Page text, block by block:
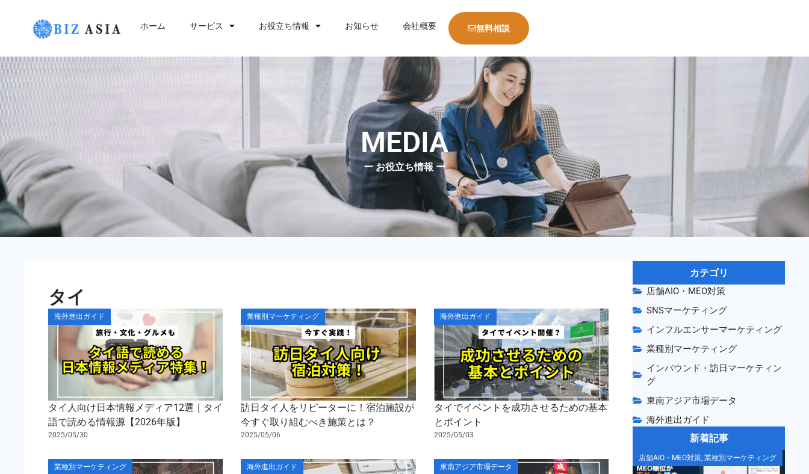
ス
キ
ッ
プ
ホーム サービス お役立ち情報 お知らせ 会社概要 無料相談
MEDIA
ー お役立ち情報 ー
タイ
海外進出ガイド
タイ人向け日本情報メディア12選｜タイ
語で読める情報源【2026年版】
2025/05/30
業種別マーケティング
訪日タイ人をリピーターに！宿泊施設が
今すぐ取り組むべき施策とは？
2025/05/06
海外進出ガイド
タイでイベントを成功させるための基本
とポイント
2025/05/03
業種別マーケティング 海外進出ガイド 東南アジア市場データ
ペ
ー
ジ
ペ
ー
ジ
ペ
ー
ジ
ペ
ー
ジ
カテゴリ
店舗AIO・MEO対策
SNSマーケティング
インフルエンサーマーケティング
業種別マーケティング
インバウンド・訪日マーケティン
グ
東南アジア市場データ
海外進出ガイド
新着記事
店舗AIO・MEO対策,業種別マーケティング